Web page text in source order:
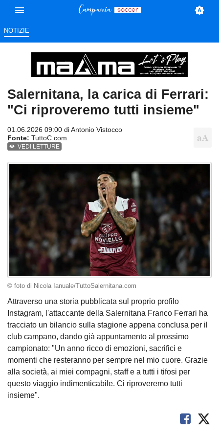
NOTIZIE
Salernitana, la carica di Ferrari:
"Ci riproveremo tutti insieme"
01.06.2026 09:00 diAntonio Vistocco
Fonte: TuttoC.com
VEDI LETTURE
© foto di Nicola Ianuale/TuttoSalernitana.com
Attraverso una storia pubblicata sul proprio profilo
Instagram, l'attaccante della Salernitana Franco Ferrari ha
tracciato un bilancio sulla stagione appena conclusa per il
club campano, dando già appuntamento al prossimo
campionato: "Un anno ricco di emozioni, sacrifici e
momenti che resteranno per sempre nel mio cuore. Grazie
alla società, ai miei compagni, staff e a tutti i tifosi per
questo viaggio indimenticabile. Ci riproveremo tutti
insieme".